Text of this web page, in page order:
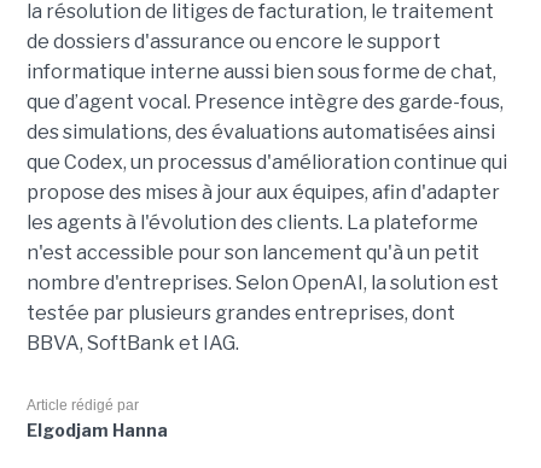
la résolution de litiges de facturation, le traitement
de dossiers d'assurance ou encore le support
informatique interne aussi bien sous forme de chat,
que d’agent vocal. Presence intègre des garde-fous,
des simulations, des évaluations automatisées ainsi
que Codex, un processus d'amélioration continue qui
propose des mises à jour aux équipes, afin d'adapter
les agents à l'évolution des clients. La plateforme
n'est accessible pour son lancement qu'à un petit
nombre d'entreprises. Selon OpenAI, la solution est
testée par plusieurs grandes entreprises, dont
BBVA, SoftBank et IAG.
Article rédigé par
Elgodjam Hanna